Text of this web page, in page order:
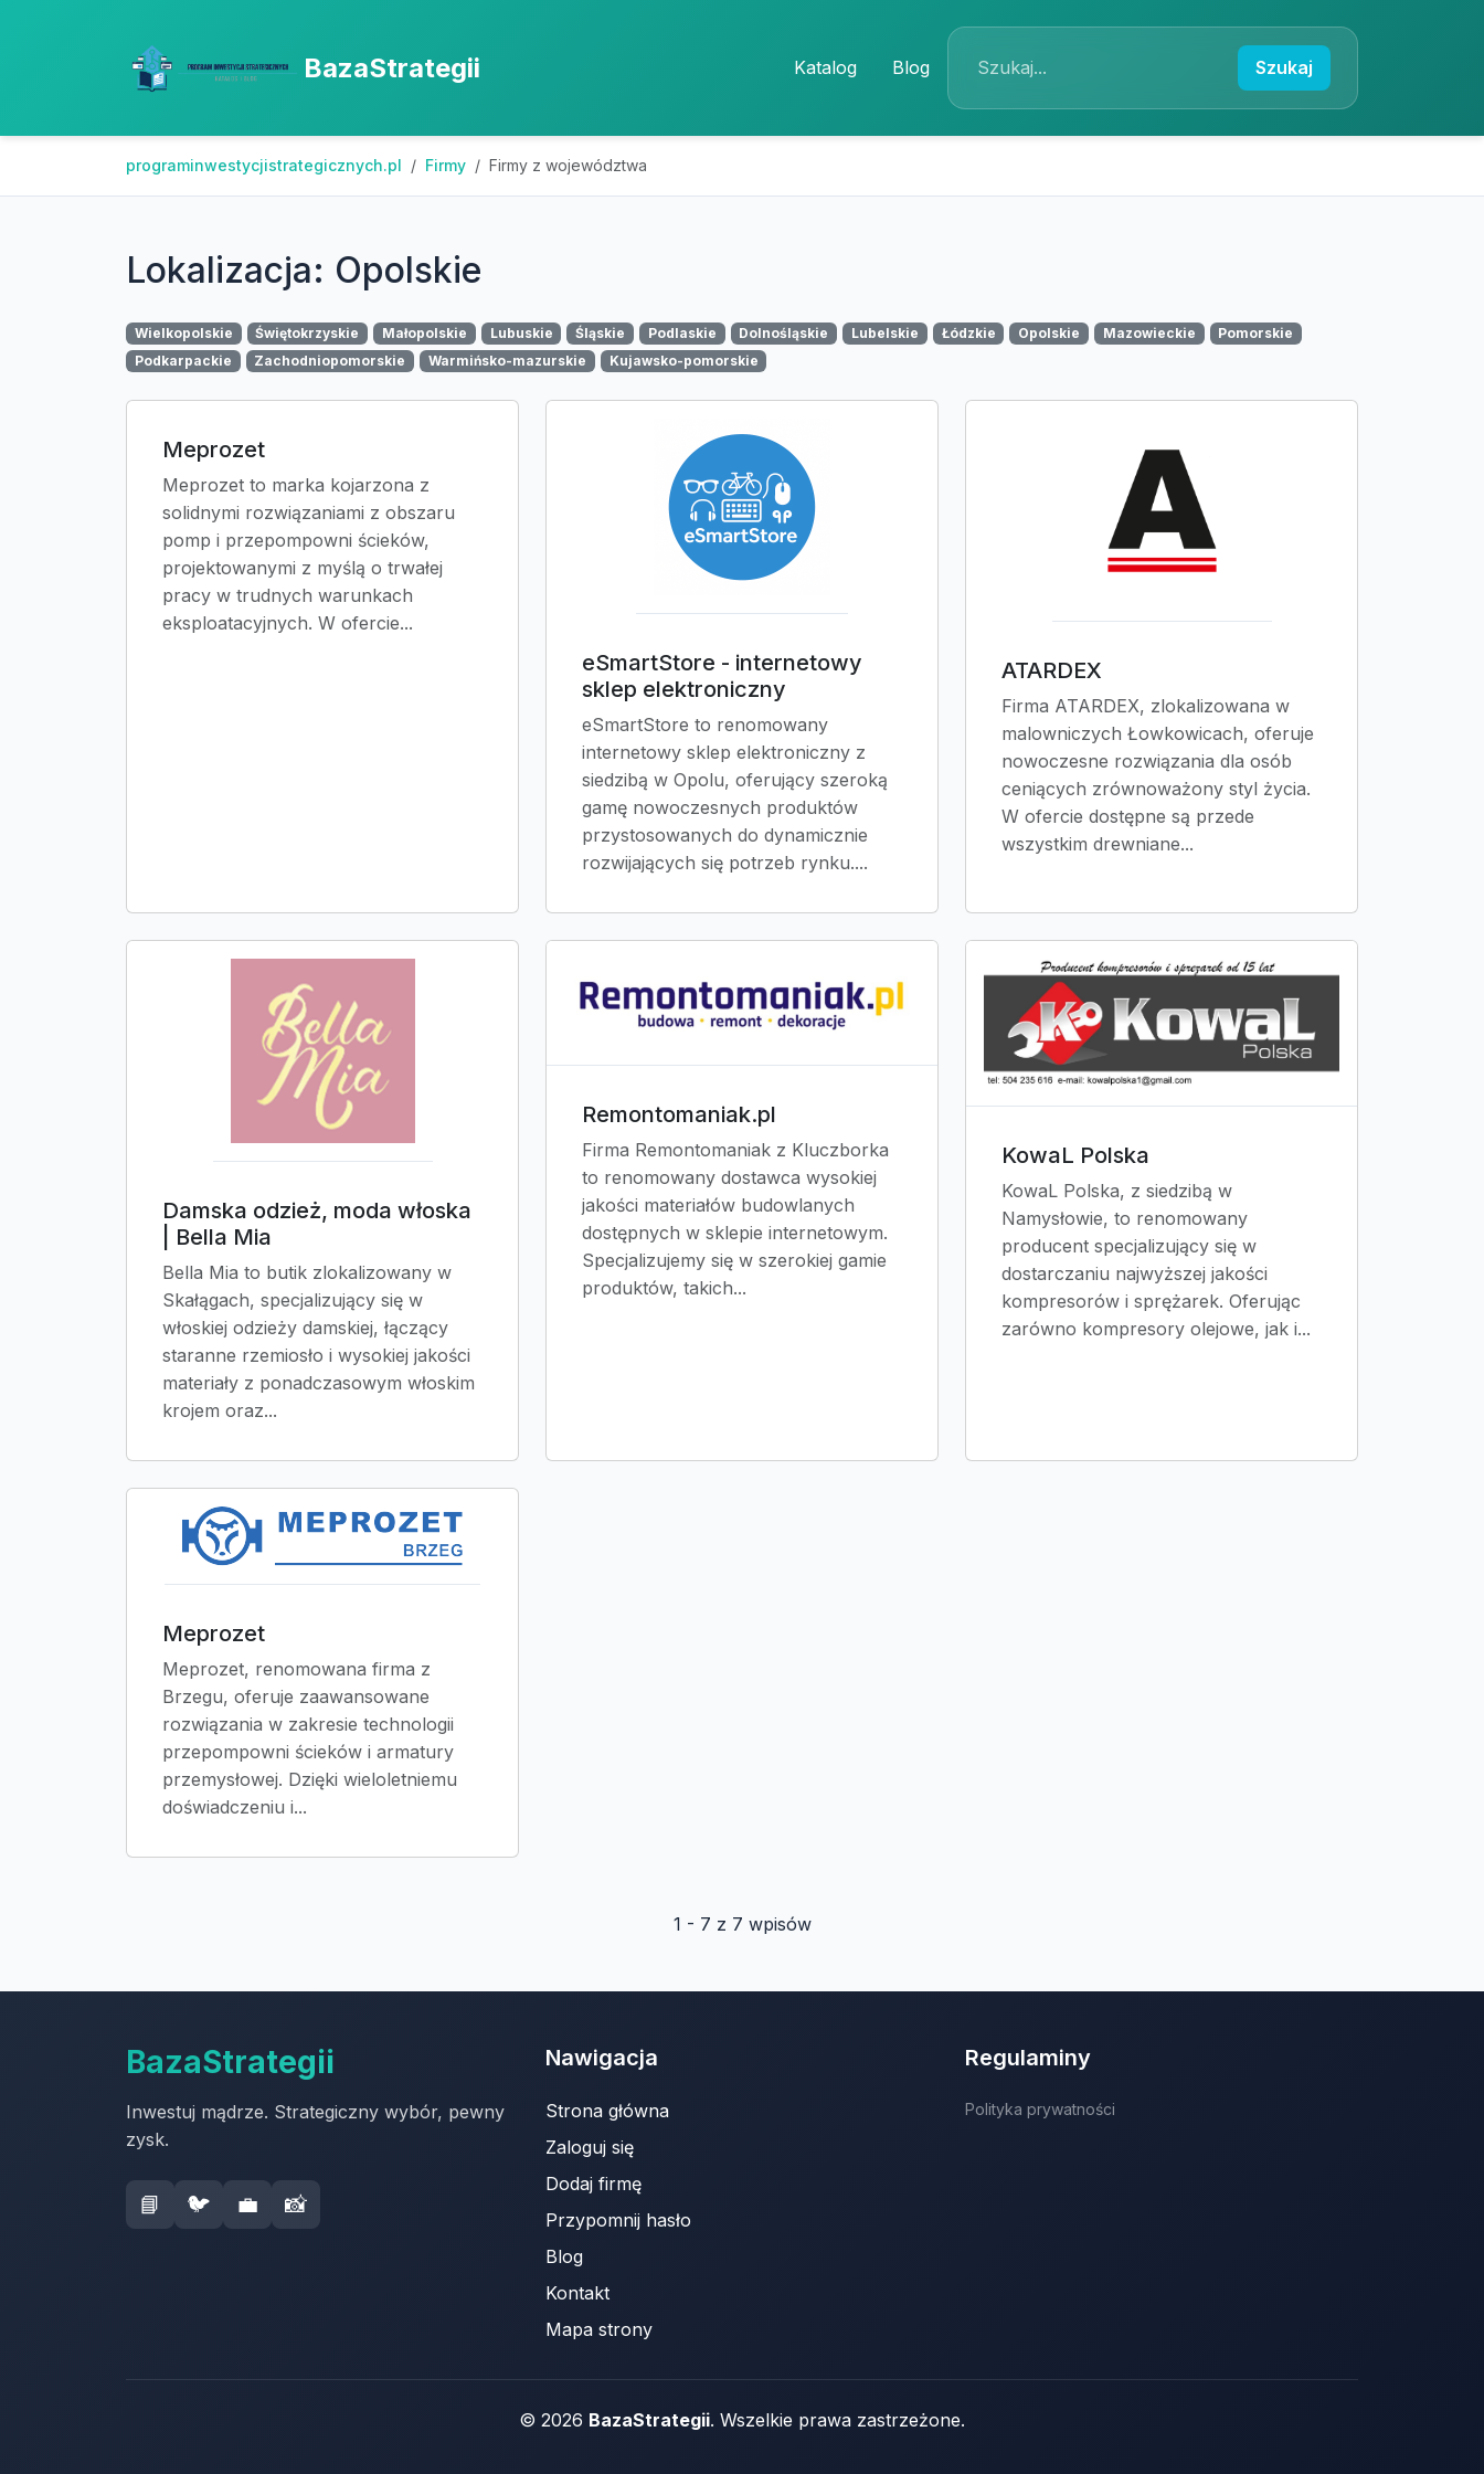
BazaStrategii Katalog Blog Szukaj
programinwestycjistrategicznych.pl Firmy Firmy z województwa
Lokalizacja: Opolskie
Wielkopolskie Świętokrzyskie Małopolskie Lubuskie Śląskie Podlaskie Dolnośląskie Lubelskie Łódzkie Opolskie Mazowieckie
Pomorskie
Podkarpackie
Zachodniopomorskie Warmińsko-mazurskie Kujawsko-pomorskie
Meprozet
Meprozet to marka kojarzona z
solidnymi rozwiązaniami z obszaru
pomp i przepompowni ścieków,
projektowanymi z myślą o trwałej
pracy w trudnych warunkach
eksploatacyjnych. W ofercie...
eSmartStore - internetowy
sklep elektroniczny
eSmartStore to renomowany
internetowy sklep elektroniczny z
siedzibą w Opolu, oferujący szeroką
gamę nowoczesnych produktów
przystosowanych do dynamicznie
rozwijających się potrzeb rynku....
ATARDEX
Firma ATARDEX, zlokalizowana w
malowniczych Łowkowicach, oferuje
nowoczesne rozwiązania dla osób
ceniących zrównoważony styl życia.
W ofercie dostępne są przede
wszystkim drewniane...
Damska odzież, moda włoska
| Bella Mia
Bella Mia to butik zlokalizowany w
Skałągach, specjalizujący się w
włoskiej odzieży damskiej, łączący
staranne rzemiosło i wysokiej jakości
materiały z ponadczasowym włoskim
krojem oraz...
Remontomaniak.pl
Firma Remontomaniak z Kluczborka
to renomowany dostawca wysokiej
jakości materiałów budowlanych
dostępnych w sklepie internetowym.
Specjalizujemy się w szerokiej gamie
produktów, takich...
KowaL Polska
KowaL Polska, z siedzibą w
Namysłowie, to renomowany
producent specjalizujący się w
dostarczaniu najwyższej jakości
kompresorów i sprężarek. Oferując
zarówno kompresory olejowe, jak i...
Meprozet
Meprozet, renomowana firma z
Brzegu, oferuje zaawansowane
rozwiązania w zakresie technologii
przepompowni ścieków i armatury
przemysłowej. Dzięki wieloletniemu
doświadczeniu i...
1 - 7 z 7 wpisów
BazaStrategii
Inwestuj mądrze. Strategiczny wybór, pewny
zysk.
📘 🐦 💼 📸
Nawigacja
Strona główna
Zaloguj się
Dodaj firmę
Przypomnij hasło
Blog
Kontakt
Mapa strony
Regulaminy
Polityka prywatności
© 2026 BazaStrategii. Wszelkie prawa zastrzeżone.